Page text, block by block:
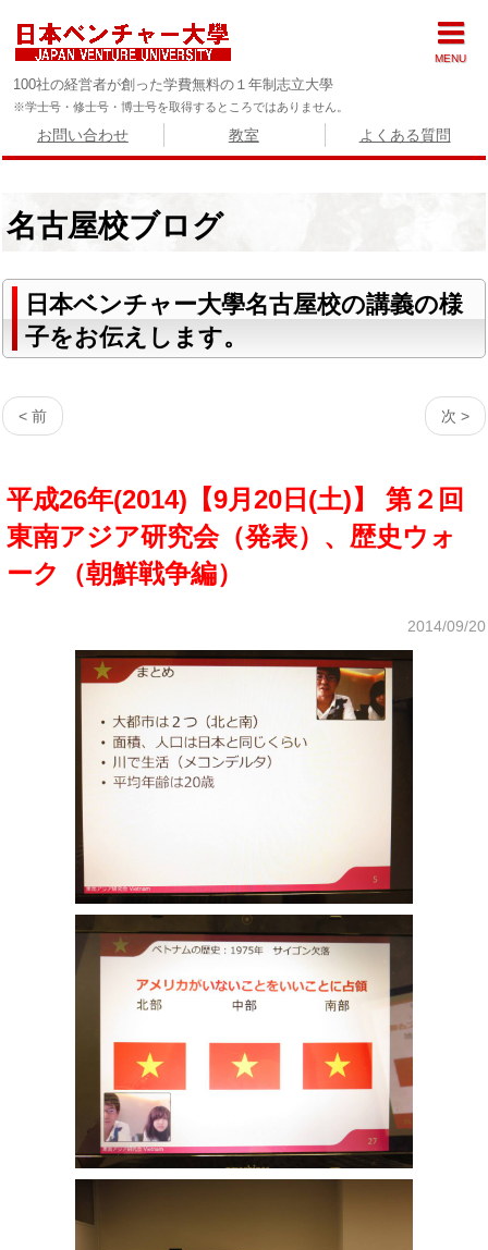
100社の経営者が創った学費無料の１年制志立大學
※学士号・修士号・博士号を取得するところではありません。
お問い合わせ 教室 よくある質問
名古屋校ブログ
日本ベンチャー大學名古屋校の講義の様
子をお伝えします。
< 前 次 >
平成26年(2014)【9月20日(土)】 第２回
東南アジア研究会（発表）、歴史ウォ
ーク（朝鮮戦争編）
2014/09/20
MENU